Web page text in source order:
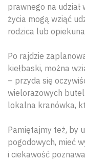
prawnego na
życia mogą wziąć
rodzica lub
Po rajdzie
kiełbaski, można
– przyda się
wielorazowych
lokalna kranówka,
Pamiętajmy też, by
pogodowych, mieć
i ciekawość